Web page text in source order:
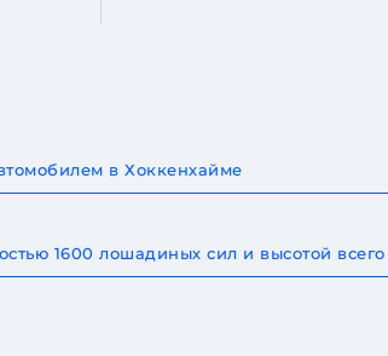
в Хоккенхайме
1600 лошадиных сил и высотой